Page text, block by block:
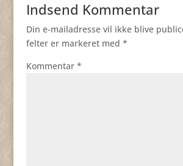
Indsend Kommentar
Din e-mailadresse vil ikke blive
felter er markeret med *
Kommentar *